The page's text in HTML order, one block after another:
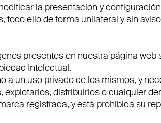
la presentación y
todo ello de forma unilateral y sin
presentes en nuestra página web
Intelectual.
a un uso privado de los mismos, y
distribuirlos o cualquier
registrada, y está prohibida su